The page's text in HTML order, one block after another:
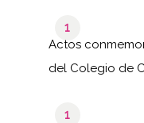
1
Actos
del Colegio de
1